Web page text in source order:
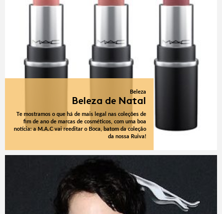
Beleza
Beleza de Natal
Te mostramos o que há de mais legal nas coleções de
fim de ano de marcas de cosméticos, com uma boa
notícia: a M.A.C vai reeditar o Boca, batom da coleção
da nossa Ruiva!